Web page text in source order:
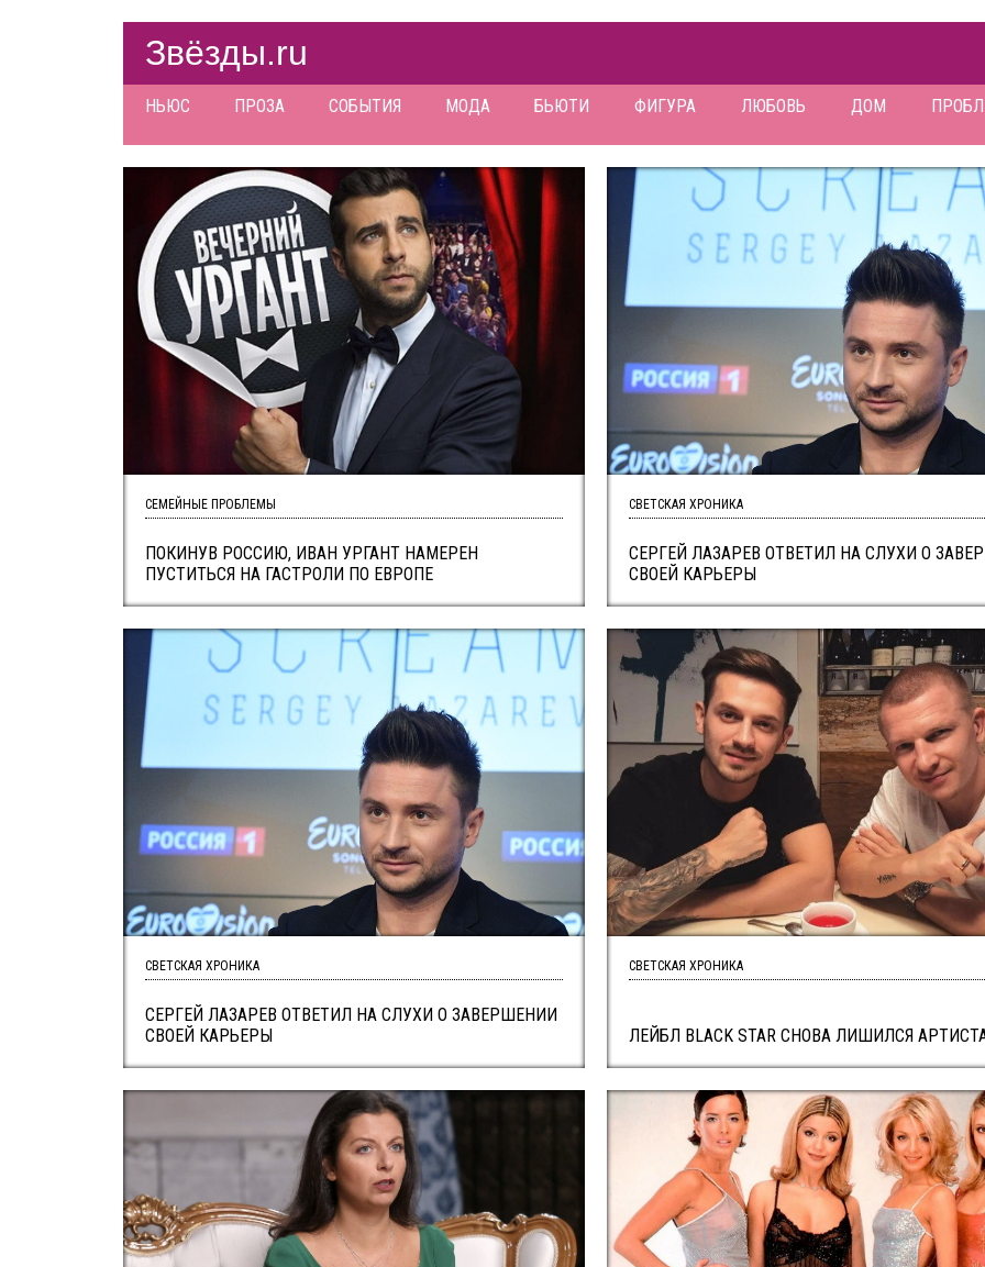
Звёзды.ru
НЬЮС ПРОЗА СОБЫТИЯ МОДА БЬЮТИ ФИГУРА ЛЮБОВЬ ДОМ
ПОКИНУВ РОССИЮ, ИВАН УРГАНТ НАМЕРЕН
ПУСТИТЬСЯ НА ГАСТРОЛИ ПО ЕВРОПЕ
СЕМЕЙНЫЕ ПРОБЛЕМЫ
СЕРГЕЙ ЛАЗАРЕВ ОТВЕТИЛ НА СЛУХИ О
СВОЕЙ КАРЬЕРЫ
СВЕТСКАЯ ХРОНИКА
СЕРГЕЙ ЛАЗАРЕВ ОТВЕТИЛ НА СЛУХИ О ЗАВЕРШЕНИИ
СВОЕЙ КАРЬЕРЫ
СВЕТСКАЯ ХРОНИКА
ЛЕЙБЛ BLACK STAR СНОВА ЛИШИЛСЯ
СВЕТСКАЯ ХРОНИКА